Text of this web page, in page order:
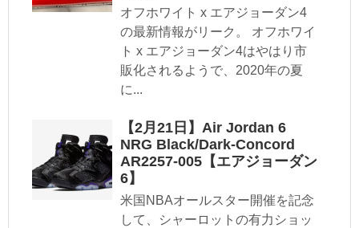
オフホワイト x エアジョーダン4
の最新情報がリーク。 オフホワイ
ト x エアジョーダン4はやはり市
販化されるようで、2020年の夏
に...
【2月21日】Air Jordan 6
NRG Black/Dark-Concord
AR2257-005【エアジョーダン
6】
米国NBAオールスター開催を記念
して、シャーロットの有力ショッ